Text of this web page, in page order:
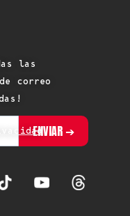
las
correo